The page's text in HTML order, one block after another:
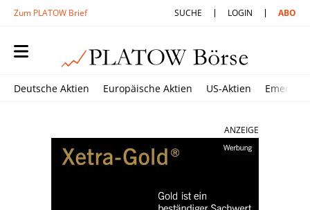
Zum PLATOW Brief SUCHE LOGIN ABO
Deutsche Aktien Europäische Aktien US-Aktien
ANZEIGE